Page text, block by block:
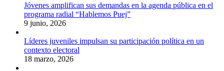
Jóvenes amplifican sus demandas en la agenda pública en el
programa radial “Hablemos Puej”
9 junio, 2026
Líderes juveniles impulsan su participación política en un
contexto electoral
18 marzo, 2026